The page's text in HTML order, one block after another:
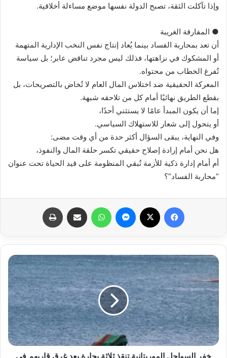
وإذا تآكلت الثقة، تصبح الدولة نفسها موضع مساءلة أخلاقية.
● المفارقة الغريبة
أن تعد بمحاربة الفساد بينما يُعاد إنتاج نفس النخب الإدارية المتهمة
أو المشكوك في نزاهتها، فذلك ليس مجرد تناقض عابر؛ بل سياسة
تُفرغ الخطاب من محتواه.
المعركة الحقيقية ضد اختلاس المال العام لا تُخاض بالتصريحات، بل
بقطع الطريق نهائيًا أمام كل من تلاحقه شبهة.
إما أن يكون المبدأ عامًا لا يستثني أحدًا،
أو يتحول إلى شعار للاستهلاك السياسي.
وفي النهاية، يبقى السؤال أكثر حدة من أي وقت مضى:
هل نحن أمام إرادة إصلاح حقيقي تكسر حلقة المال والنفوذ،
أم أمام إدارة ذكية للأزمة تُبقي المنظومة على قيد الحياة تحت عنوان
“محاربة الفساد”؟
فيسبوك ماسنجر واتساب مشاركة عبر البريد